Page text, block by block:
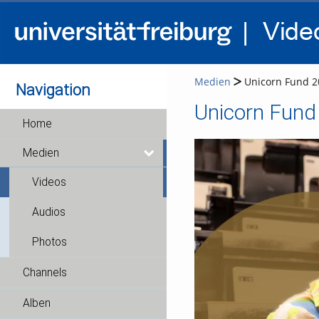
Navigation
Home
Medien
Videos
Audios
Photos
Channels
Alben
Medien Unicorn Fund
Unicorn